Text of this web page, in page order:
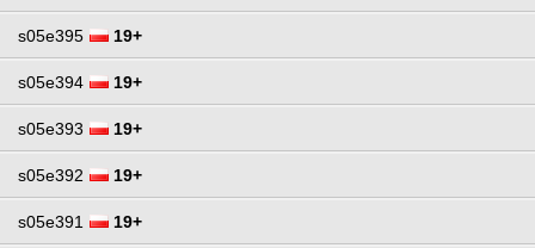
s05e395 19+
s05e394 19+
s05e393 19+
s05e392 19+
s05e391 19+